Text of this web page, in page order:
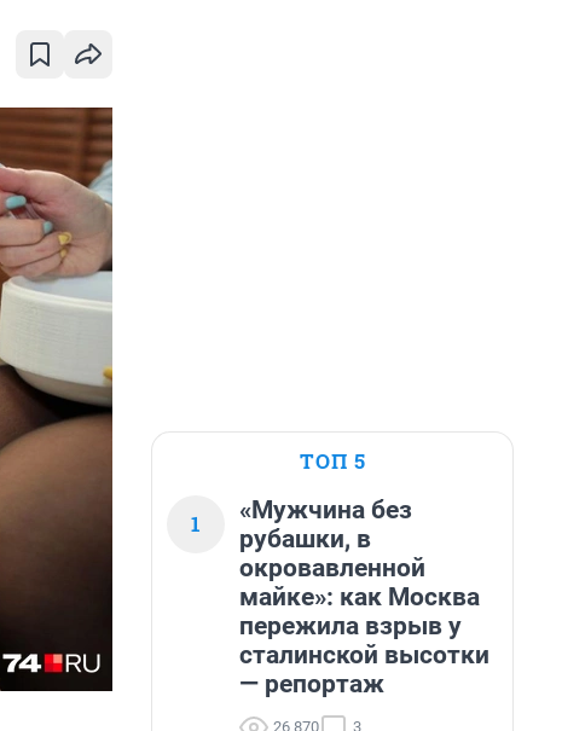
ТОП 5
1
«Мужчина без
рубашки, в
окровавленной
майке»: как Москва
пережила взрыв у
сталинской высотки
— репортаж
26 870 3